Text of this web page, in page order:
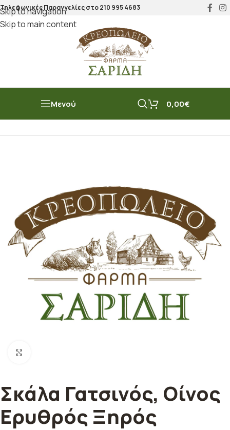
Skip to navigation
Skip to main content
Τηλεφωνικές Παραγγελίες στο210 995 4683
Μενού 0,00€
Σκάλα Γατσινός, Οίνος
Ερυθρός Ξηρός